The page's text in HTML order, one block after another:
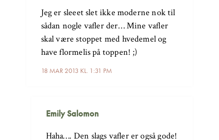
18 MAR 2013 KL. 1:31 PM
Jeg er sleeet slet ikke moderne nok til
sådan nogle vafler der… Mine vafler
skal være stoppet med hvedemel og
have flormelis på toppen! ;)
Emily Salomon
Haha…. Den slags vafler er også gode!